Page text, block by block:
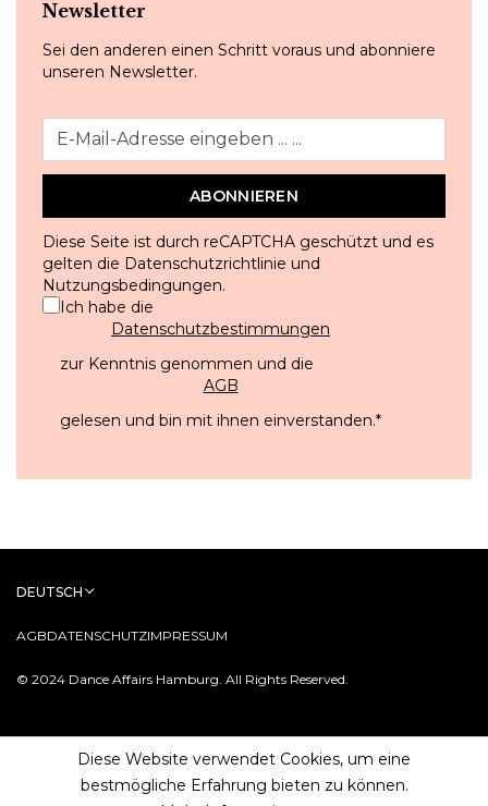
Newsletter
Sei den anderen einen Schritt voraus und abonniere
unseren Newsletter.
ABONNIEREN
Diese Seite ist durch reCAPTCHA geschützt und es
gelten die Datenschutzrichtlinie und
Nutzungsbedingungen.
Ich habe die
Datenschutzbestimmungen
zur Kenntnis genommen und die
AGB
gelesen und bin mit ihnen einverstanden.*
© 2024 Dance Affairs Hamburg. All Rights Reserved.
AGBDATENSCHUTZIMPRESSUM
DEUTSCH
Diese Website verwendet Cookies, um eine
bestmögliche Erfahrung bieten zu können.